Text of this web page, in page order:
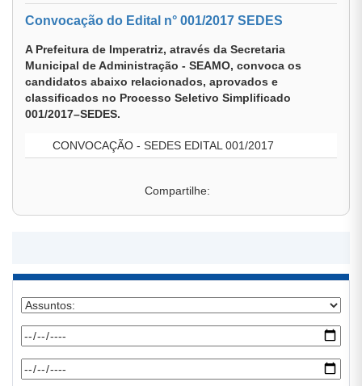
Convocação do Edital n° 001/2017 SEDES
A Prefeitura de Imperatriz, através da Secretaria
Municipal de Administração - SEAMO, convoca os
candidatos abaixo relacionados, aprovados e
classificados no Processo Seletivo Simplificado
001/2017–SEDES.
CONVOCAÇÃO - SEDES EDITAL 001/2017
Compartilhe: